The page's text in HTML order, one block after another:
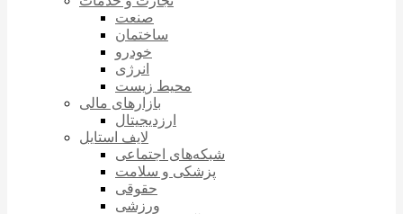
صنعت
ساختمان
خودرو
انرژی
محیط زیست
بازارهای مالی
ارزدیجیتال
لایف استایل
شبکه‌های اجتماعی
پزشکی و سلامت
حقوقی
ورزشی